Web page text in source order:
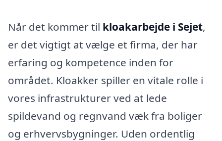
Når det kommer til kloakarbejde i Sejet,
er det vigtigt at vælge et firma, der har
erfaring og kompetence inden for
området. Kloakker spiller en vitale rolle i
vores infrastrukturer ved at lede
spildevand og regnvand væk fra boliger
og erhvervsbygninger. Uden ordentlig